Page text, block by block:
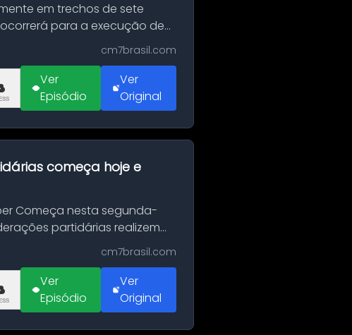
em trechos de sete
para a execução de
cm7brasil.com
Ver
Episódio
Ver
Original
começa hoje e
Começa nesta segunda-
partidárias realizem
cm7brasil.com
Ver
Episódio
Ver
Original